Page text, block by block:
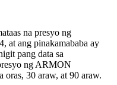
na presyo ng
at ang pinakamababa ay
pang data sa
ng ARMON
oras, 30 araw, at 90 araw.